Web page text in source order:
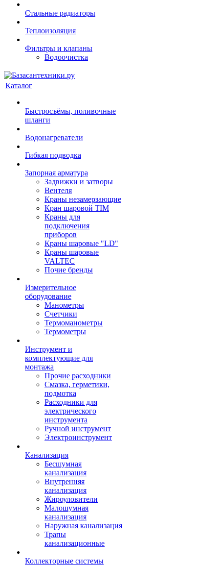
Стальные радиаторы
Теплоизоляция
Фильтры и клапаны
Водоочистка
Каталог
Быстросъёмы, поливочные
шланги
Водонагреватели
Гибкая подводка
Запорная арматура
Задвижки и затворы
Вентеля
Краны незамерзающие
Кран шаровой TIM
Краны для
подключения
приборов
Краны шаровые "LD"
Краны шаровые
VALTEC
Почие бренды
Измерительное
оборудование
Манометры
Счетчики
Термоманометры
Термометры
Инструмент и
комплектующие для
монтажа
Прочие расходники
Смазка, герметики,
подмотка
Расходники для
электрического
инструмента
Ручной инструмент
Электроинструмент
Канализация
Бесшумная
канализация
Внутренняя
канализация
Жироуловители
Малошумная
канализация
Наружная канализация
Трапы
канализационные
Коллекторные системы